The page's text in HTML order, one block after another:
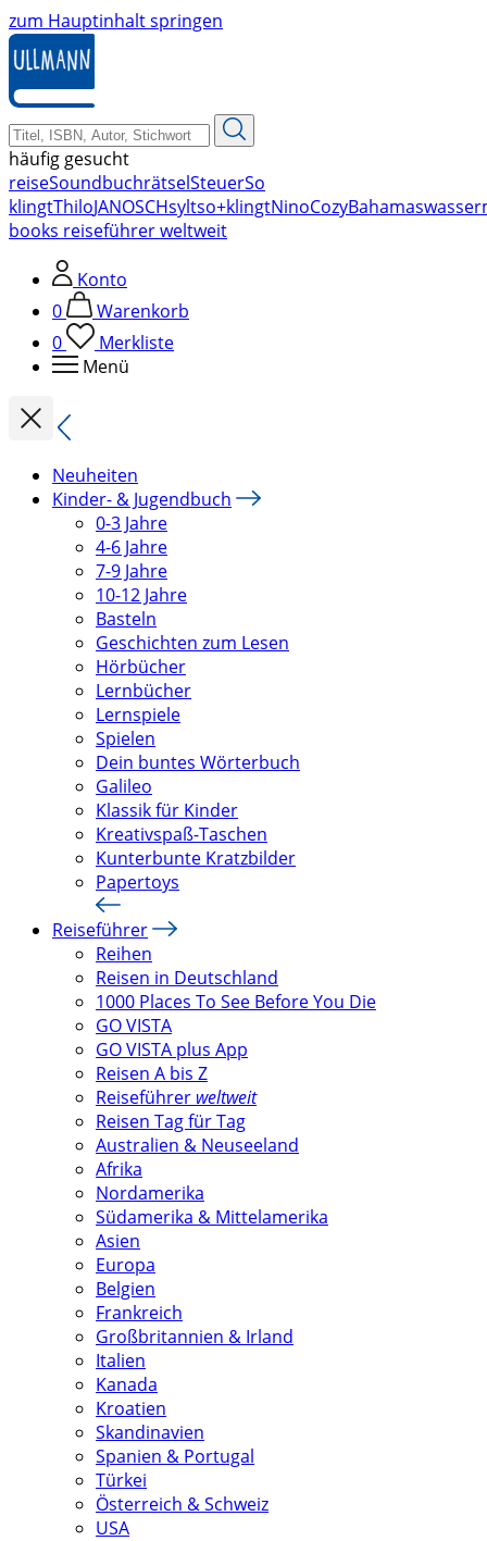
zum Hauptinhalt springen
häufig gesucht
reiseSoundbuchrätselSteuerSo
klingtThiloJANOSCHsyltso+klingtNinoCozyBahamas
books reiseführer weltweit
Konto
0
Warenkorb
0
Merkliste
Menü
Neuheiten
Kinder- & Jugendbuch
0-3 Jahre
4-6 Jahre
7-9 Jahre
10-12 Jahre
Basteln
Geschichten zum Lesen
Hörbücher
Lernbücher
Lernspiele
Spielen
Dein buntes Wörterbuch
Galileo
Klassik für Kinder
Kreativspaß-Taschen
Kunterbunte Kratzbilder
Papertoys
Reiseführer
Reihen
Reisen in Deutschland
1000 Places To See Before You Die
GO VISTA
GO VISTA plus App
Reisen A bis Z
Reiseführer weltweit
Reisen Tag für Tag
Australien & Neuseeland
Afrika
Nordamerika
Südamerika & Mittelamerika
Asien
Europa
Belgien
Frankreich
Großbritannien & Irland
Italien
Kanada
Kroatien
Skandinavien
Spanien & Portugal
Türkei
Österreich & Schweiz
USA